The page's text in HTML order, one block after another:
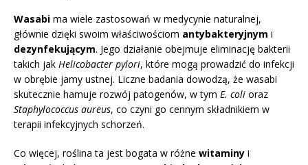
Wasabi ma wiele zastosowań w medycynie naturalnej,
głównie dzięki swoim właściwościom antybakteryjnym i
dezynfekującym. Jego działanie obejmuje eliminację bakterii
takich jak Helicobacter pylori, które mogą prowadzić do infekcji
w obrębie jamy ustnej. Liczne badania dowodzą, że wasabi
skutecznie hamuje rozwój patogenów, w tym E. coli oraz
Staphylococcus aureus, co czyni go cennym składnikiem w
terapii infekcyjnych schorzeń.
Co więcej, roślina ta jest bogata w różne witaminy i